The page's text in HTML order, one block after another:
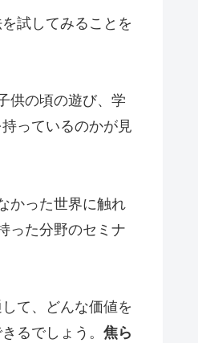
試してみることを
供の頃の遊び、学
っているのかが見
かった世界に触れ
った分野のセミナ
て、どんな価値を
るでしょう。 焦ら